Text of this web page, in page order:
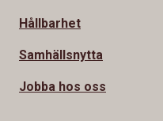
Hållbarhet
Samhällsnytta
Jobba hos oss